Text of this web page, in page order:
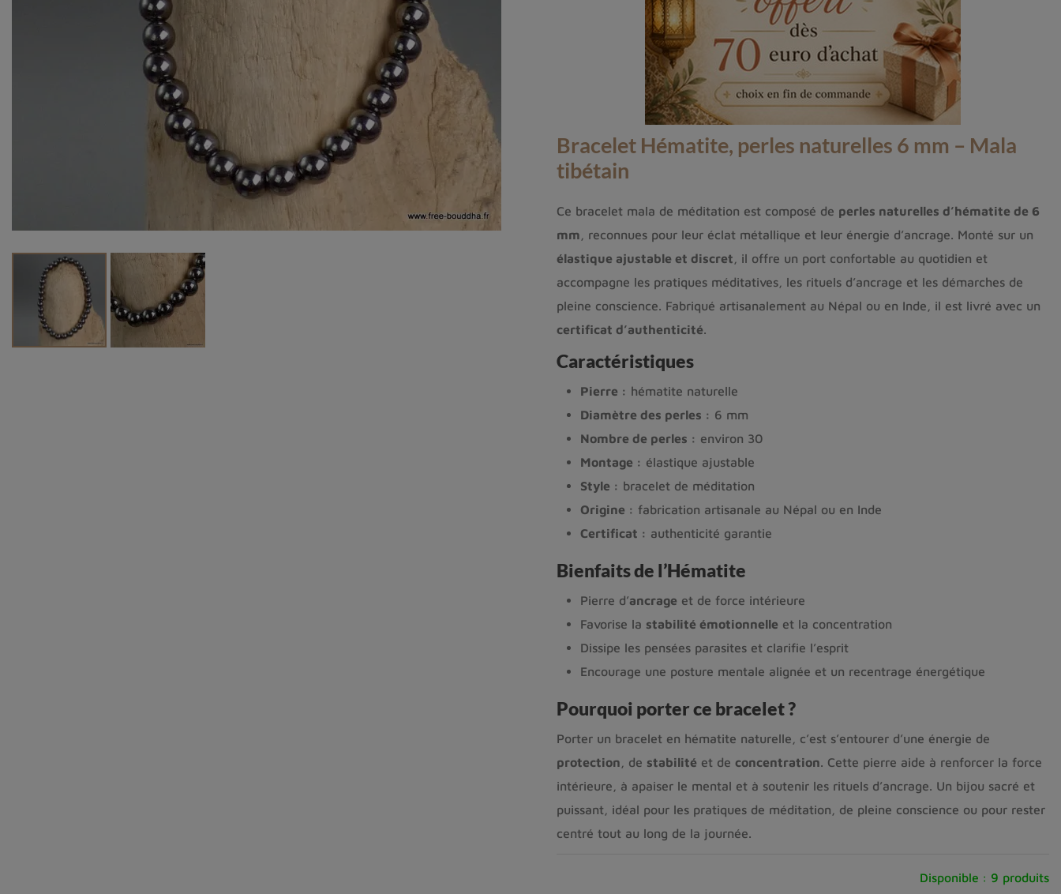
Bracelet Hématite, perles naturelles 6 mm – Mala
tibétain
Ce bracelet mala de méditation est composé de perles naturelles d’hématite de 6
mm , reconnues pour leur éclat métallique et leur énergie d’ancrage. Monté sur un
élastique ajustable et discret , il offre un port confortable au quotidien et
accompagne les pratiques méditatives, les rituels d’ancrage et les démarches de
pleine conscience. Fabriqué artisanalement au Népal ou en Inde, il est livré avec un
certificat d’authenticité.
Caractéristiques
Pierre : hématite naturelle
Diamètre des perles : 6 mm
Nombre de perles : environ 30
Montage : élastique ajustable
Style : bracelet de méditation
Origine : fabrication artisanale au Népal ou en Inde
Certificat : authenticité garantie
Bienfaits de l’Hématite
Pierre d’ancrage et de force intérieure
Favorise la stabilité émotionnelle et la concentration
Dissipe les pensées parasites et clarifie l’esprit
Encourage une posture mentale alignée et un recentrage énergétique
Pourquoi porter ce bracelet ?
Porter un bracelet en hématite naturelle, c’est s’entourer d’une énergie de
protection , de stabilité et de concentration. Cette pierre aide à renforcer la force
intérieure, à apaiser le mental et à soutenir les rituels d’ancrage. Un bijou sacré et
puissant, idéal pour les pratiques de méditation, de pleine conscience ou pour rester
centré tout au long de la journée.
Disponible : 9 produits